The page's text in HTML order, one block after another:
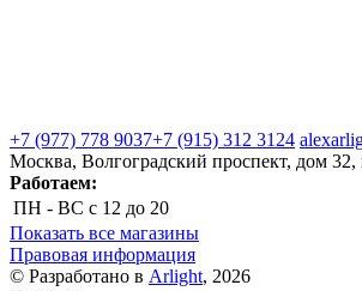
+7 (977) 778 9037+7 (915) 312 3124
Москва, Волгоградский проспект, дом 32,
Работаем:
ПН - ВС с 12 до 20
Показать все магазины
Правовая информация
© Разработано в Arlight, 2026